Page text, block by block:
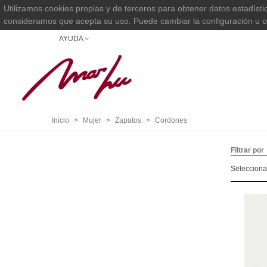
Utilizamos cookies propias y de terceros para obtener datos
consideramos que acepta su uso. Puede cambiar la configuración u
AYUDA
Inicio > Mujer > Zapatos > Cordones
Filtrar por